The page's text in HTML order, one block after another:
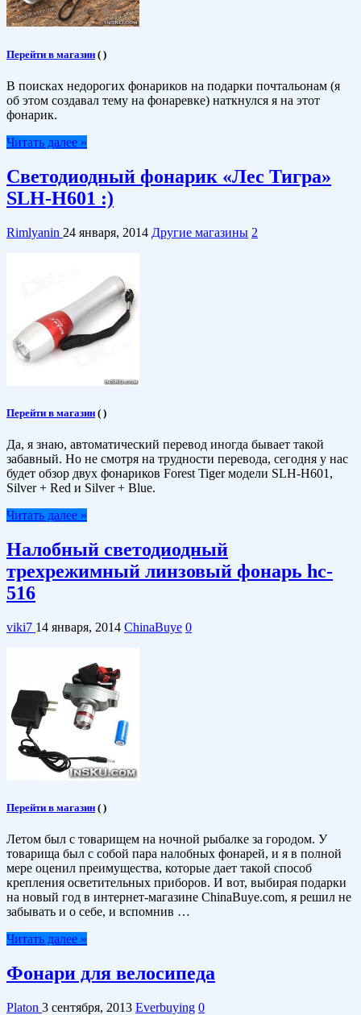
Перейти в магазин ( )
В поисках недорогих фонариков на подарки почтальонам (я
об этом создавал тему на фонаревке) наткнулся я на этот
фонарик.
Читать далее »
Светодиодный фонарик «Лес Тигра»
SLH-H601 :)
Rimlyanin 24 января, 2014 Другие магазины 2
Перейти в магазин ( )
Да, я знаю, автоматический перевод иногда бывает такой
забавный. Но не смотря на трудности перевода, сегодня у нас
будет обзор двух фонариков Forest Tiger модели SLH-H601,
Silver + Red и Silver + Blue.
Читать далее »
Налобный светодиодный
трехрежимный линзовый фонарь hc-
516
viki7 14 января, 2014 ChinaBuye 0
Перейти в магазин ( )
Летом был с товарищем на ночной рыбалке за городом. У
товарища был с собой пара налобных фонарей, и я в полной
мере оценил преимущества, которые дает такой способ
крепления осветительных приборов. И вот, выбирая подарки
на новый год в интернет-магазине ChinaBuye.com, я решил не
забывать и о себе, и вспомнив …
Читать далее »
Фонари для велосипеда
Platon 3 сентября, 2013 Everbuying 0